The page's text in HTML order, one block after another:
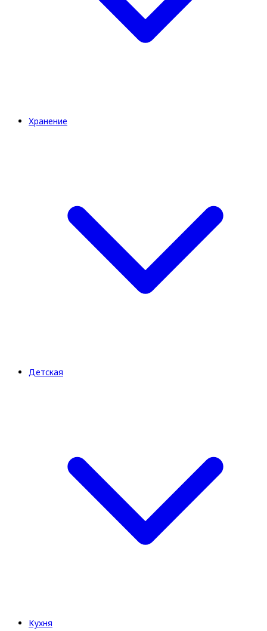
Хранение
Детская
Кухня